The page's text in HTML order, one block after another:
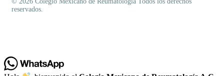
reservados.